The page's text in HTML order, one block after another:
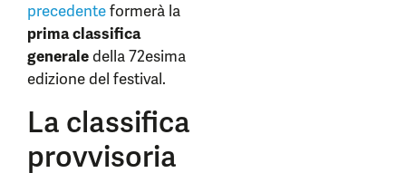
precedenteformerà la
primaclassifica
generaledella 72esima
edizione del festival.
La classifica
provvisoria